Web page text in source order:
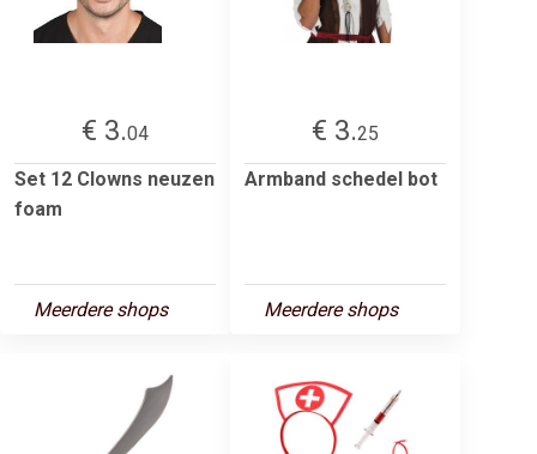
€ 3.04
Set 12 Clowns neuzen
foam
Meerdere shops
€ 3.25
Armband schedel bot
Meerdere shops